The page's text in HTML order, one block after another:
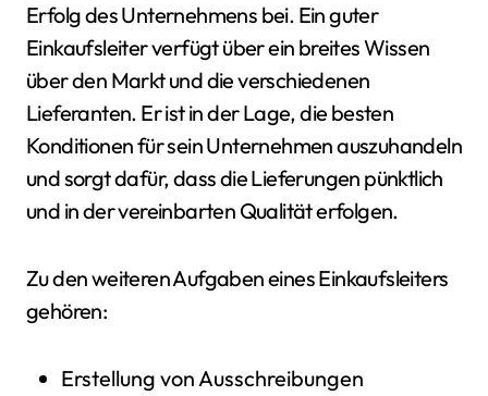
Erfolg des Unternehmens bei. Ein guter
Einkaufsleiter verfügt über ein breites Wissen
über den Markt und die verschiedenen
Lieferanten. Er ist in der Lage, die besten
Konditionen für sein Unternehmen auszuhandeln
und sorgt dafür, dass die Lieferungen pünktlich
und in der vereinbarten Qualität erfolgen.
Zu den weiteren Aufgaben eines Einkaufsleiters
gehören:
Erstellung von Ausschreibungen